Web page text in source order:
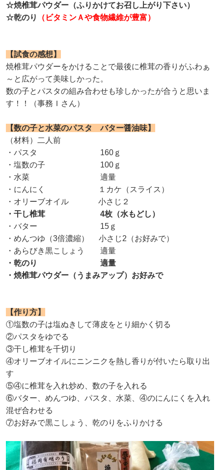
☆焼椎茸パウダー（ふりかけてお召し上がり下さい）
☆乾のり
（ビタミンＡや食物繊維が豊富）
【試食の感想】
焼椎茸パウダーをかけることで最後に椎茸の香りがふわぁ
～と広がって美味しかった。
数の子とパスタの組み合わせも珍しかったが合うと思いま
す！！（事務Ｉさん）
【数の子と水菜のパスタ バター醤油味】
（材料）二人前
・パスタ 160ｇ
・塩数の子 100ｇ
・水菜 適量
・にんにく １カケ（スライス）
・オリーブオイル 小さじ２
・干し椎茸 4枚（水もどし）
・バター 15ｇ
・めんつゆ（3倍濃縮） 小さじ2（お好みで）
・あらびき黒こしょう 適量
・乾のり 適量
・焼椎茸パウダー（うまみアップ）お好みで
【作り方】
①塩数の子は塩ぬきして薄皮をとり細かく切る
②パスタをゆでる
③干し椎茸を千切り
④オリーブオイルにニンニクを熱し香りが付いたら取り出
す
⑤④に椎茸を入れ炒め、数の子を入れる
⑥バター、めんつゆ、パスタ、水菜、④のにんにくを入れ
混ぜ合わせる
⑦お好みで黒こしょう、乾のりをふりかける